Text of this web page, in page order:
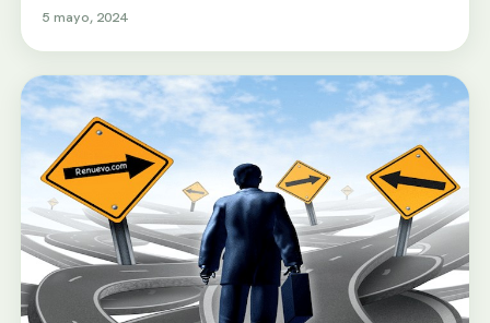
5 mayo, 2024